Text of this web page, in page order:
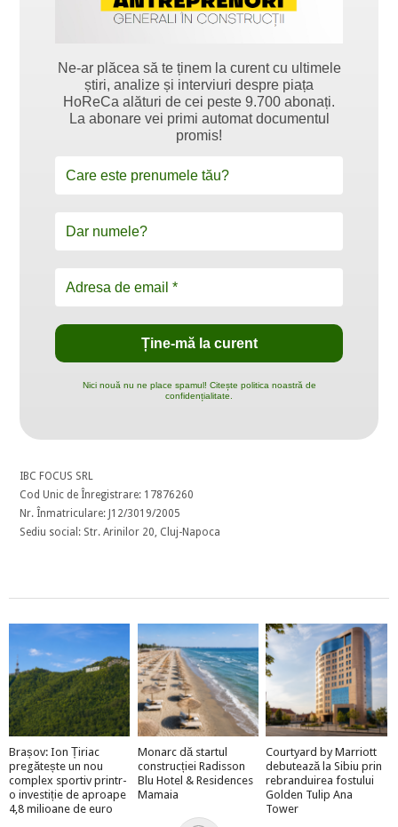
Ne-ar plăcea să te ținem la curent cu ultimele
știri, analize și interviuri despre piața
HoReCa alături de cei peste 9.700 abonați.
La abonare vei primi automat documentul
promis!
Nici nouă nu ne place spamul! Citește politica noastră de
confidențialitate.
IBC FOCUS SRL
Cod Unic de Înregistrare: 17876260
Nr. Înmatriculare: J12/3019/2005
Sediu social: Str. Arinilor 20, Cluj-Napoca
Brașov: Ion Țiriac
pregătește un nou
complex sportiv printr-
o investiție de aproape
4,8 milioane de euro
Monarc dă startul
construcției Radisson
Blu Hotel & Residences
Mamaia
Courtyard by Marriott
debutează la Sibiu prin
rebranduirea fostului
Golden Tulip Ana
Tower